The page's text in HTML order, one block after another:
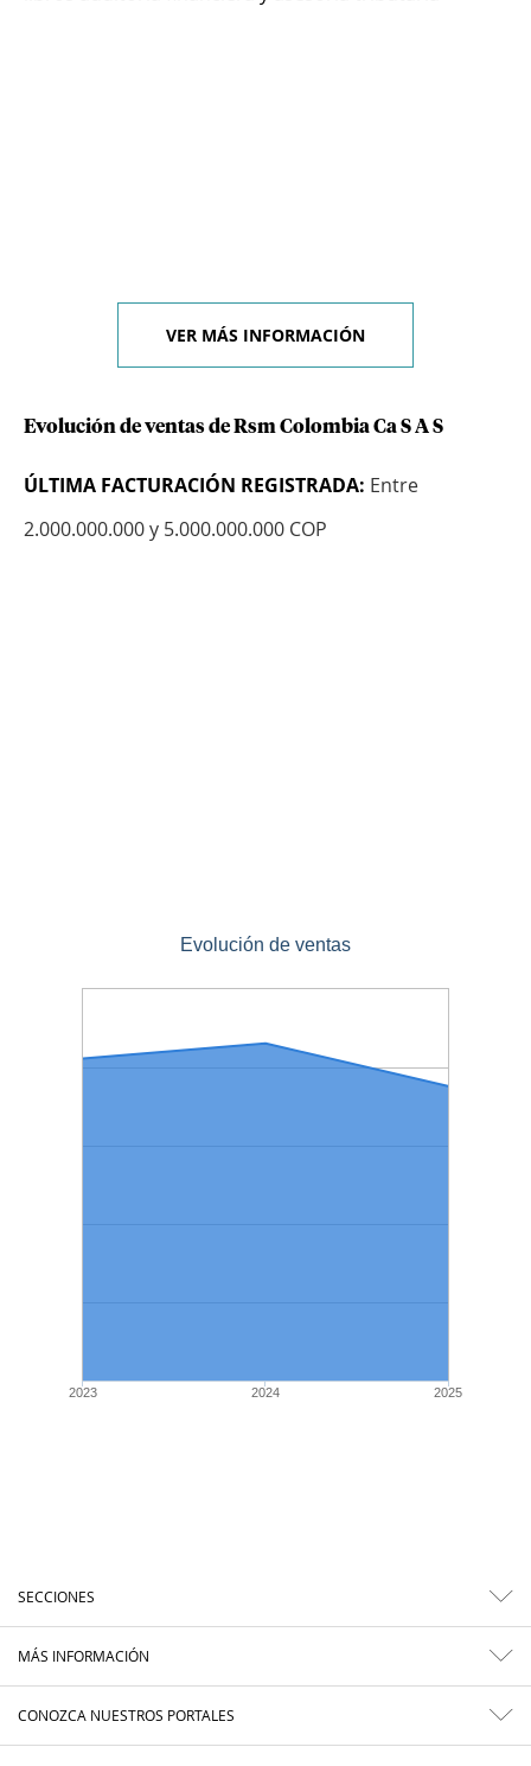
VER MÁS INFORMACIÓN
Evolución de ventas de Rsm Colombia Ca S A S
ÚLTIMA FACTURACIÓN REGISTRADA: Entre
2.000.000.000 y 5.000.000.000 COP
Evolución de ventas
2023 2024 2025
SECCIONES
MÁS INFORMACIÓN
CONOZCA NUESTROS PORTALES